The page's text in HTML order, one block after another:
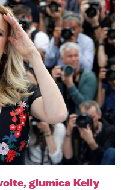
glumica Kelly